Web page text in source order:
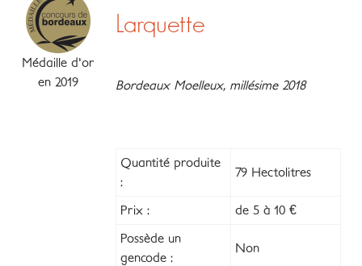
Médaille d'or
en 2019
Larquette
Bordeaux Moelleux, millésime 2018
Quantité produite
:
79 Hectolitres
Prix : de 5 à 10 €
Possède un
gencode :
Non